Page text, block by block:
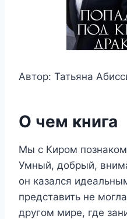
Автор: Татьяна
О чем книга
Мы с Киром
Умный, добрый,
он казался
представить не
другом мире, где